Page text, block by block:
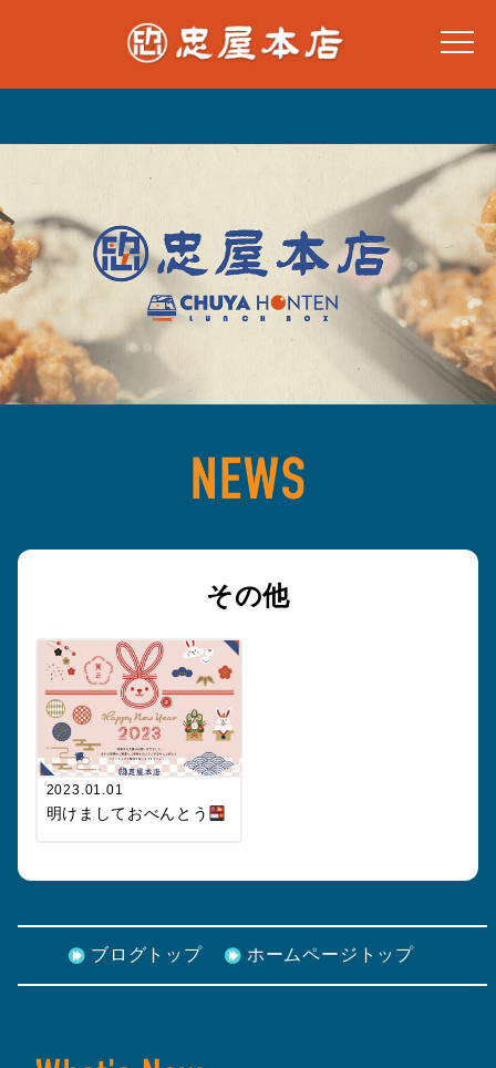
その他
2023.01.01
明けましておべんとう
ブログトップ ホームページトップ